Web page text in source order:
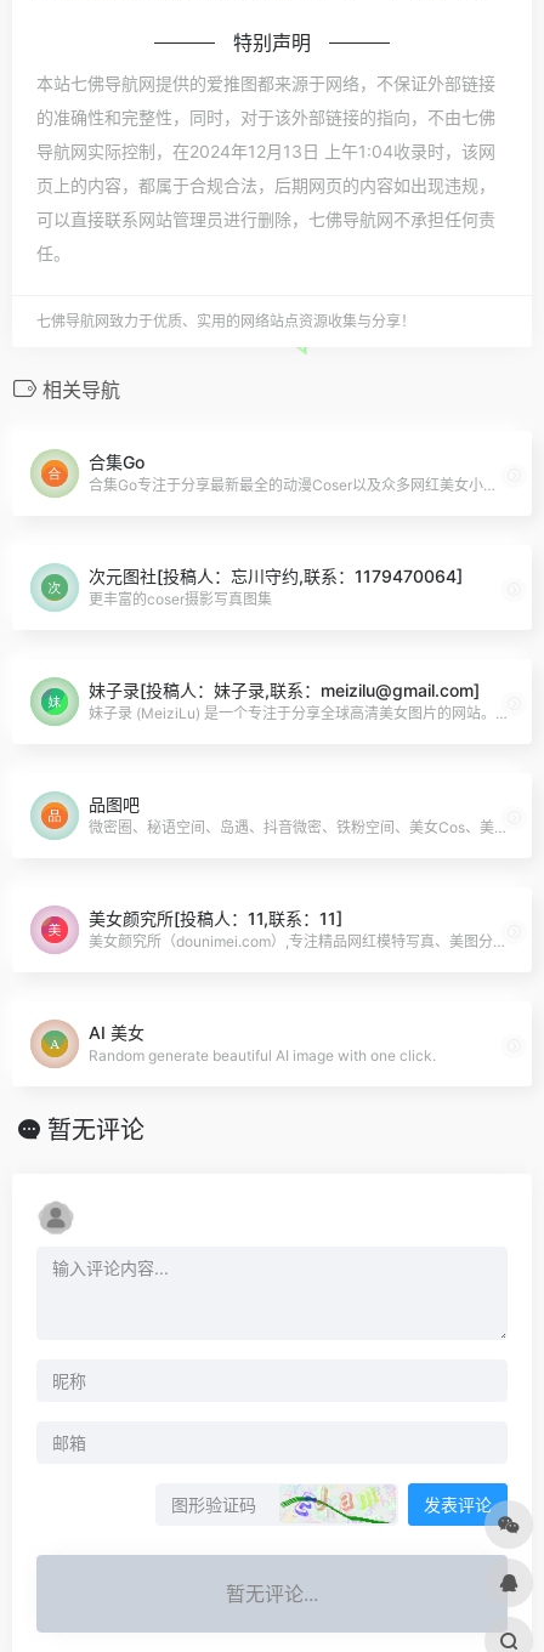
特别声明
本站七佛导航网提供的爱推图都来源于网络，不保证外部链接
的准确性和完整性，同时，对于该外部链接的指向，不由七佛
导航网实际控制，在2024年12月13日 上午1:04收录时，该网
页上的内容，都属于合规合法，后期网页的内容如出现违规，
可以直接联系网站管理员进行删除，七佛导航网不承担任何责
任。
七佛导航网致力于优质、实用的网络站点资源收集与分享！
相关导航
合集Go
合集Go专注于分享最新最全的动漫Coser以及众多网红美女小姐姐的写真作品合集，为您打造最舒适的收藏体验。
次元图社[投稿人：忘川守约,联系：1179470064]
更丰富的coser摄影写真图集
妹子录[投稿人：妹子录,联系：meizilu@gmail.com]
妹子录 (MeiziLu) 是一个专注于分享全球高清美女图片的网站。我们每日更新海量正妹写真图库，涵盖清纯、性感、可爱、气质等多种风格。无论您想欣赏最新网红模特
品图吧
微密圈、秘语空间、岛遇、抖音微密、铁粉空间、美女Cos、美女网红写真、网红猫、网红妹子图、秀人网、韩国写真、主播热舞、韩国热舞、抖音快手虎牙斗鱼主播热舞、美女诱
美女颜究所[投稿人：11,联系：11]
美女颜究所（dounimei.com）,专注精品网红模特写真、美图分享，颜值即正义！
AI 美女
Random generate beautiful AI image with one click.
暂无评论
发表评论
暂无评论...